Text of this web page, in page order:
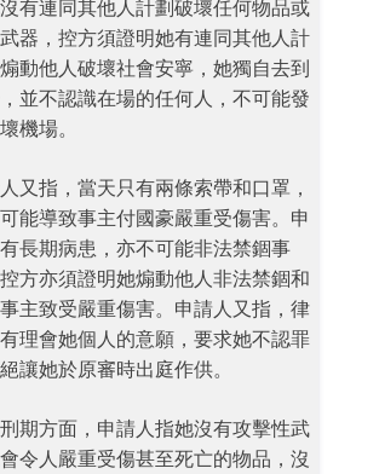
有連同其他人計劃破壞任何物品或
器，控方須證明她有連同其他人計
動他人破壞社會安寧，她獨自去到
並不認識在場的任何人，不可能發
機場。
又指，當天只有兩條索帶和口罩，
能導致事主付國豪嚴重受傷害。申
長期病患，亦不可能非法禁錮事
方亦須證明她煽動他人非法禁錮和
主致受嚴重傷害。申請人又指，律
理會她個人的意願，要求她不認罪
讓她於原審時出庭作供。
期方面，申請人指她沒有攻擊性武
令人嚴重受傷甚至死亡的物品，沒